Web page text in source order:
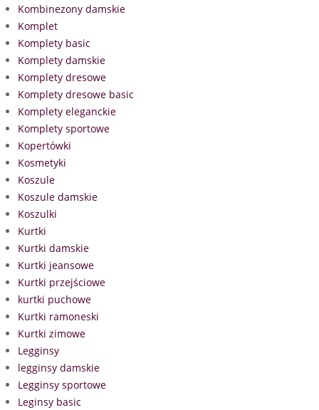
Kombinezony damskie
Komplet
Komplety basic
Komplety damskie
Komplety dresowe
Komplety dresowe basic
Komplety eleganckie
Komplety sportowe
Kopertówki
Kosmetyki
Koszule
Koszule damskie
Koszulki
Kurtki
Kurtki damskie
Kurtki jeansowe
Kurtki przejściowe
kurtki puchowe
Kurtki ramoneski
Kurtki zimowe
Legginsy
legginsy damskie
Legginsy sportowe
Leginsy basic